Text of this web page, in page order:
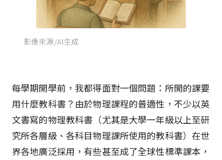
影像來源/AI生成
每學期開學前，我都得面對一個問題：所開的課要
用什麼教科書？由於物理課程的普適性，不少以英
文書寫的物理教科書（尤其是大學一年級以上至研
究所各層級、各科目物理課所使用的教科書）在世
界各地廣泛採用，有些甚至成了全球性標準課本，